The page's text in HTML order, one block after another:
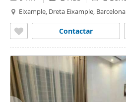
Eixample, Dreta Eixample, Barcelona
Contactar